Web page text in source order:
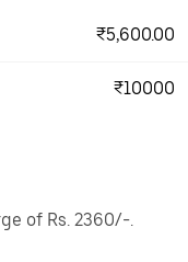
₹5,600.00
₹10000
of Rs. 2360/-.